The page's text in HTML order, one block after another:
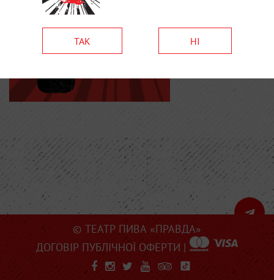
© ТЕАТР ПИВА «ПРАВДА»
ДОГОВІР ПУБЛІЧНОЇ ОФЕРТИ |
ТАК НІ